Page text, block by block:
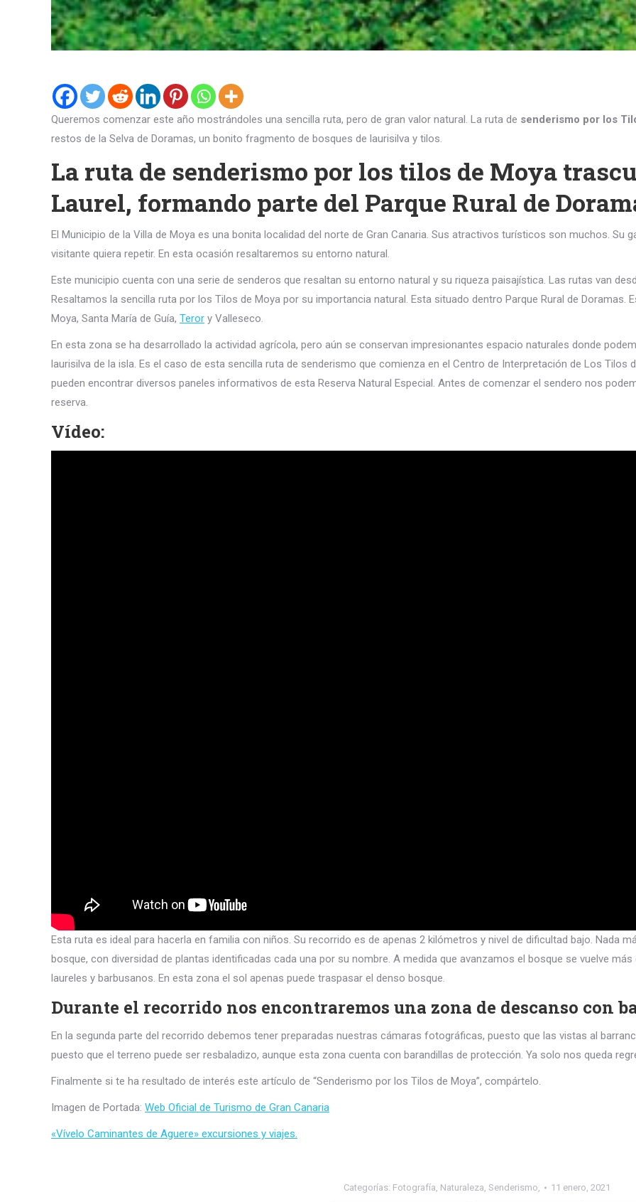
Queremos comenzar este año mostrándoles una sencilla ruta, pero de gran valor natural. La ruta de senderismo por los
restos de la Selva de Doramas, un bonito fragmento de bosques de laurisilva y tilos.
La ruta de senderismo por los tilos de Moya
Laurel, formando parte del Parque Rural de
El Municipio de la Villa de Moya es una bonita localidad del norte de Gran Canaria. Sus atractivos turísticos son muchos. Su
visitante quiera repetir. En esta ocasión resaltaremos su entorno natural.
Este municipio cuenta con una serie de senderos que resaltan su entorno natural y su riqueza paisajística. Las rutas van
Resaltamos la sencilla ruta por los Tilos de Moya por su importancia natural. Esta situado dentro Parque Rural de Doramas.
Moya, Santa María de Guía, Teror y Valleseco.
En esta zona se ha desarrollado la actividad agrícola, pero aún se conservan impresionantes espacio naturales donde
laurisilva de la isla. Es el caso de esta sencilla ruta de senderismo que comienza en el Centro de Interpretación de Los Tilos
pueden encontrar diversos paneles informativos de esta Reserva Natural Especial. Antes de comenzar el sendero nos
reserva.
Vídeo:
Esta ruta es ideal para hacerla en familia con niños. Su recorrido es de apenas 2 kilómetros y nivel de dificultad bajo. Nada
bosque, con diversidad de plantas identificadas cada una por su nombre. A medida que avanzamos el bosque se vuelve
laureles y barbusanos. En esta zona el sol apenas puede traspasar el denso bosque.
Durante el recorrido nos encontraremos una zona de descanso con
En la segunda parte del recorrido debemos tener preparadas nuestras cámaras fotográficas, puesto que las vistas al
puesto que el terreno puede ser resbaladizo, aunque esta zona cuenta con barandillas de protección. Ya solo nos queda
Finalmente si te ha resultado de interés este artículo de “Senderismo por los Tilos de Moya”, compártelo.
Imagen de Portada: Web Oficial de Turismo de Gran Canaria
«Vívelo Caminantes de Aguere» excursiones y viajes.
Categorías: Fotografía, Naturaleza, Senderismo, 11 enero, 2021